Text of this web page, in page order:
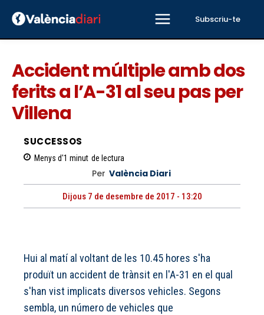
Subscriu-te
Accident múltiple amb dos
ferits a l’A-31 al seu pas per
Villena
SUCCESSOS
Menys d'1 minut de lectura
Per València Diari
Dijous 7 de desembre de 2017 - 13:20
Hui al matí al voltant de les 10.45 hores s'ha
produït un accident de trànsit en l'A-31 en el qual
s'han vist implicats diversos vehicles. Segons
sembla, un número de vehicles que